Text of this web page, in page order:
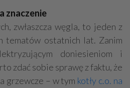
znaczenie
zwłaszcza węgla, to jeden z
tematów ostatnich lat. Zanim
doniesieniom i
zdać sobie sprawę z faktu, że
grzewcze – w tym kotły c.o. na